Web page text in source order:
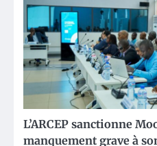
L’ARCEP sanctionne
manquement grave à